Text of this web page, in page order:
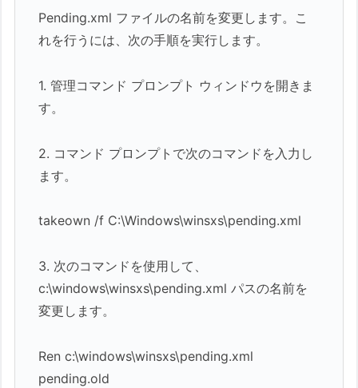
Pending.xml ファイルの名前を変更します。こ
れを行うには、次の手順を実行します。
1. 管理コマンド プロンプト ウィンドウを開きま
す。
2. コマンド プロンプトで次のコマンドを入力し
ます。
takeown /f C:\Windows\winsxs\pending.xml
3. 次のコマンドを使用して、
c:\windows\winsxs\pending.xml パスの名前を
変更します。
Ren c:\windows\winsxs\pending.xml
pending.old